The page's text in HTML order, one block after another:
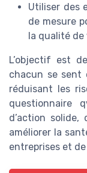
Utiliser des
de mesure
la qualité de
L’objectif est
chacun se sent
réduisant les
questionnaire
d’action
améliorer la
entreprises et